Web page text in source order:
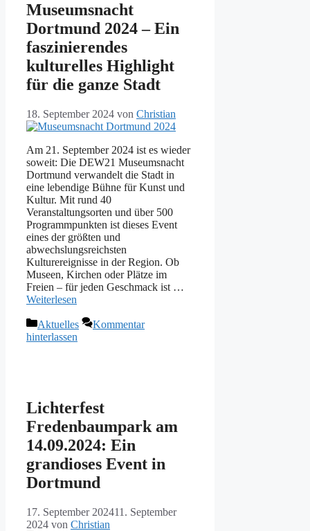
Museumsnacht
Dortmund 2024 – Ein
faszinierendes
kulturelles Highlight
für die ganze Stadt
18. September 2024 von Christian
Am 21. September 2024 ist es wieder
soweit: Die DEW21 Museumsnacht
Dortmund verwandelt die Stadt in
eine lebendige Bühne für Kunst und
Kultur. Mit rund 40
Veranstaltungsorten und über 500
Programmpunkten ist dieses Event
eines der größten und
abwechslungsreichsten
Kulturereignisse in der Region. Ob
Museen, Kirchen oder Plätze im
Freien – für jeden Geschmack ist …
Weiterlesen
Kategorien
Aktuelles
Kommentar
hinterlassen
Lichterfest
Fredenbaumpark am
14.09.2024: Ein
grandioses Event in
Dortmund
17. September 202411. September
2024 von Christian